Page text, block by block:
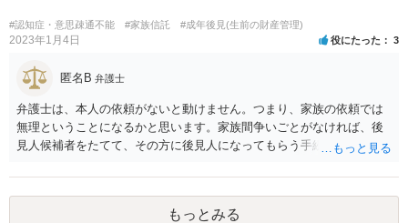
#認知症・意思疎通不能 #家族信託 #成年後見(生前の財産管理)
2023年1月4日 役にたった 3
匿名B 弁護士
弁護士は、本人の依頼がないと動けません。つまり、家族の依頼では
無理ということになるかと思います。家族間争いごとがなければ、後
見人候補者をたてて、その方に後見人になってもらう手続をすすめた
もっとみる